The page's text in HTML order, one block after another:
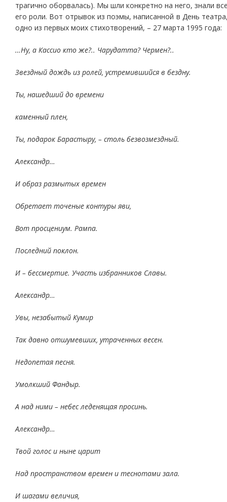
трагично оборвалась). Мы шли конкретно на него, знали
его роли. Вот отрывок из поэмы, написанной в День
одно из первых моих стихотворений, – 27 марта 1995 года:
…Ну, а Кассио кто же?.. Чарудатта? Чермен?..
Звездный дождь из ролей, устремившийся в бездну.
Ты, нашедший до времени
каменный плен,
Ты, подарок Барастыру, – столь безвозмездный.
Александр…
И образ размытых времен
Обретает точеные контуры яви,
Вот просцениум. Рампа.
Последний поклон.
И – бессмертие. Участь избранников Славы.
Александр…
Увы, незабытый Кумир
Так давно отшумевших, утраченных весен.
Недопетая песня.
Умолкший Фандыр.
А над ними – небес леденящая просинь.
Александр…
Твой голос и ныне царит
Над пространством времен и теснотами зала.
И шагами величия,